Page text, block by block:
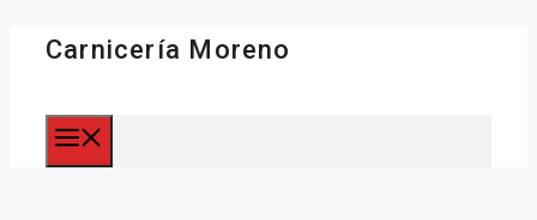
Saltar
contenido
Carnicería Moreno